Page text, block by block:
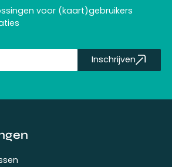
voor (kaart)gebruikers
Inschrijven